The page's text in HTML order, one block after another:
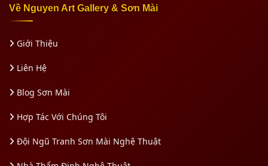
Về Nguyen Art Gallery & Sơn Mài
Giới Thiệu
Liên Hệ
Blog Sơn Mài
Hợp Tác Với Chúng Tôi
Đội Ngũ Tranh Sơn Mài Nghệ Thuật